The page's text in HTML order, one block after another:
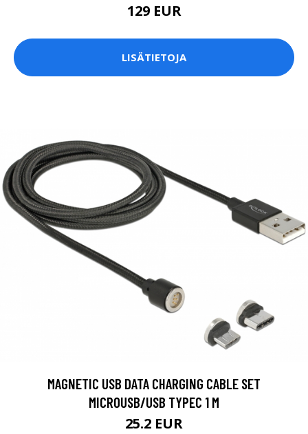
129 EUR
LISÄTIETOJA
MAGNETIC USB DATA CHARGING CABLE SET
MICROUSB/USB TYPEC 1 M
25.2 EUR